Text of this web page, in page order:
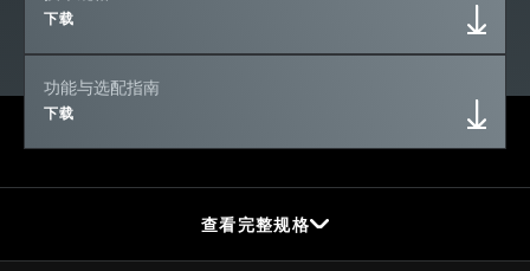
下载
功能与选配指南
下载
查看完整规格